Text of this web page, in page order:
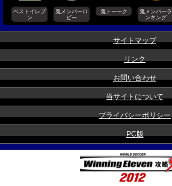
ベストイレブ
ン
鬼メンバーロ
ビー
鬼トーーク
鬼メンバーラ
ンキング
サイトマップ
リンク
お問い合わせ
当サイトについて
プライバシーポリシー
PC版